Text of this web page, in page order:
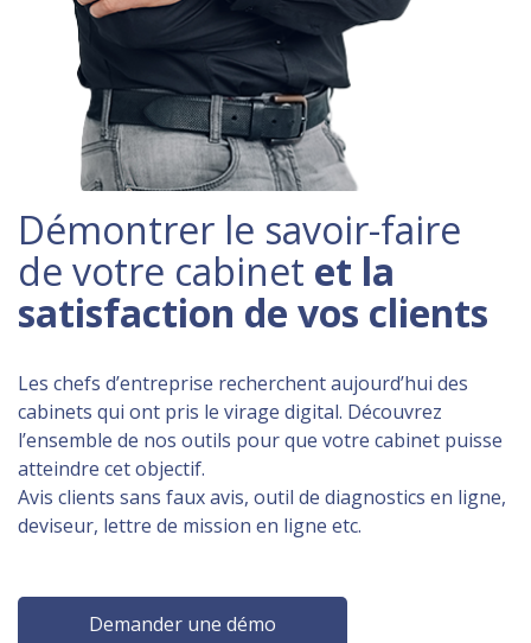
Démontrer le savoir-faire
de votre cabinet et la
satisfaction de vos clients
Les chefs d’entreprise recherchent aujourd’hui des
cabinets qui ont pris le virage digital. Découvrez
l’ensemble de nos outils pour que votre cabinet puisse
atteindre cet objectif.
Avis clients sans faux avis, outil de diagnostics en ligne,
deviseur, lettre de mission en ligne etc.
Demander une démo